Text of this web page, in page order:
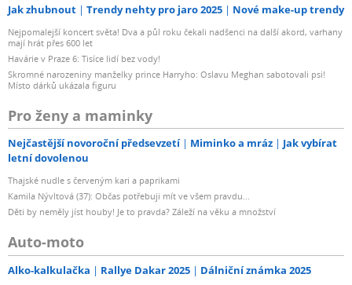
Jak zhubnout Trendy nehty pro jaro 2025 Nové make-up trendy
Nejpomalejší koncert světa! Dva a půl roku čekali nadšenci na další akord, varhany
mají hrát přes 600 let
Havárie v Praze 6: Tisíce lidí bez vody!
Skromné narozeniny manželky prince Harryho: Oslavu Meghan sabotovali psi!
Místo dárků ukázala figuru
Pro ženy a maminky
Nejčastější novoroční předsevzetí Miminko a mráz
Jak vybírat
letní dovolenou
Thajské nudle s červeným kari a paprikami
Kamila Nývltová (37): Občas potřebuji mít ve všem pravdu...
Děti by neměly jíst houby! Je to pravda? Záleží na věku a množství
Auto-moto
Alko-kalkulačka Rallye Dakar 2025 Dálniční známka 2025